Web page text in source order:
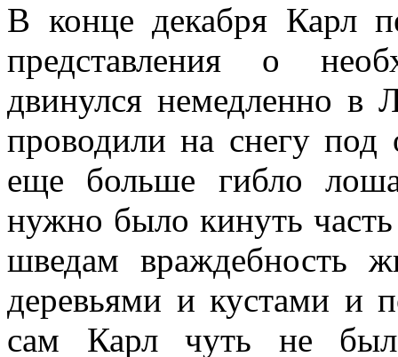
В конце декабря Карл
представления о
двинулся немедленно в
проводили на снегу
еще больше гибло
нужно было кинуть
шведам враждебность
деревьями и кустами и
сам Карл чуть не был